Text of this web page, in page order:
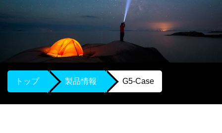
トップ 製品情報 G5-Case